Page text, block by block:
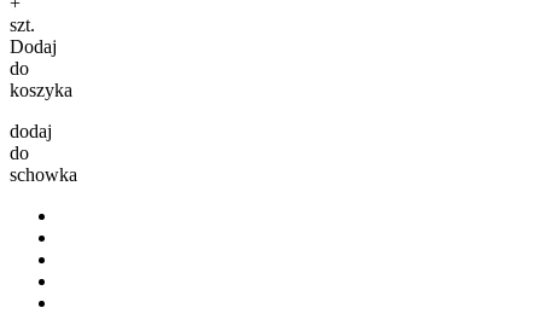
szt.
Dodaj
do
koszyka
dodaj
do
schowka